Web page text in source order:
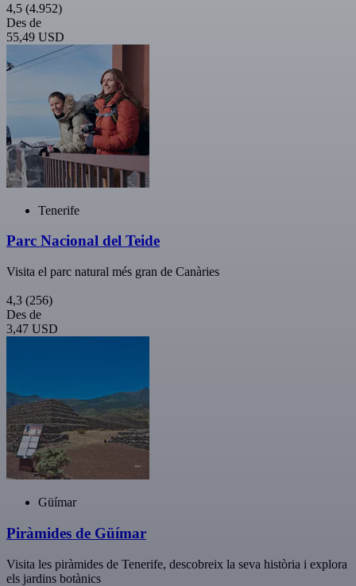
4,5 (4.952)
Des de
55,49 USD
Tenerife
Parc Nacional del Teide
Visita el parc natural més gran de Canàries
4,3 (256)
Des de
3,47 USD
Güímar
Piràmides de Güímar
Visita les piràmides de Tenerife, descobreix la seva història i explora
els jardins botànics